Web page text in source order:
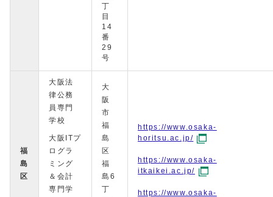
丁
目
14
番
29
号
福
島
区
大阪法
律公務
員専門
学校
大阪ITプ
ログラ
ミング
＆会計
専門学
大
阪
市
福
島
区
福
島6
丁
https://www.osaka-
horitsu.ac.jp/
https://www.osaka-
itkaikei.ac.jp/
https://www.osaka-